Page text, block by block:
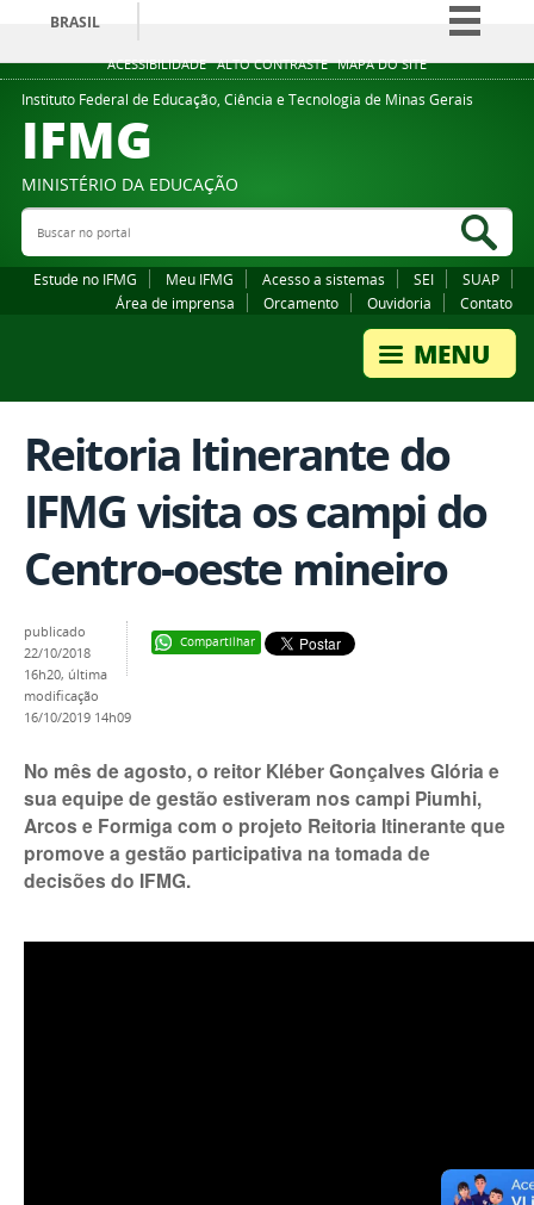
ACESSIBILIDADE ALTO CONTRASTE MAPA DO SITE
BRASIL
Simplifique!
Comunica BR
Legislação
Instituto Federal de Educação, Ciência e Tecnologia de Minas Gerais
IFMG
MINISTÉRIO DA EDUCAÇÃO
Buscar no portal
Estude no IFMG Meu IFMG Acesso a sistemas SEI
SUAP
Área de imprensa
Orcamento Ouvidoria Contato
Reitoria Itinerante do
IFMG visita os campi do
Centro-oeste mineiro
Compartilhar
publicado
22/10/2018
16h20, última
modificação
16/10/2019 14h09
No mês de agosto, o reitor Kléber Gonçalves Glória e
sua equipe de gestão estiveram nos campi Piumhi,
Arcos e Formiga com o projeto Reitoria Itinerante que
promove a gestão participativa na tomada de
decisões do IFMG.